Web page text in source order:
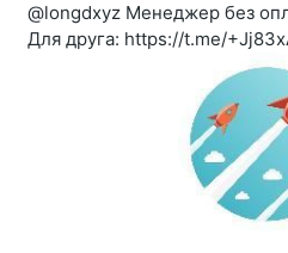
@longdxyz Менеджер без
Для друга: https://t.me/